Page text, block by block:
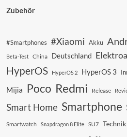
Zubehör
#Smartphones #Xiaomi Akku
Beta-Test China Deutschland
HyperOS HyperOS 2 HyperOS 3
Mijia Poco Redmi Release
Smart Home Smartphone
Smartwatch Snapdragon 8 Elite SU7 Technik